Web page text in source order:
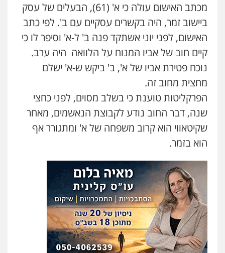
סלימאן אבו שעירה – משרד עורכי דין
פלילי בטחוני צבאי נזיקין
0547780927
עו"ד אסף גונן
פלילי פשע חמור תעבורה צבא מעצרים
וחקירות
גל דהן – משרד עורך דין פלילי
פלילי פשיעה חמורה סמים מעצרים
וחקירות
עו"ד ראוף נג'אר
פלילי עורכי דין לענייני אסירים
סמים רכוש
0548009246
דוד אפרים משרד עורכי דין
פלילי צווארון לבן מס הכנסה מע"מ
מכתב האישום עולה כי א' (61), הבעלים של עסק
ביישוב זמר, היה בקשרים עסקיים עם ב'. לפי כתב
האישום, לפני יוני אשתקד פנה ב' ל-א' וסיפר לו כי
קיים חוב של אביו המנוח על הלוואה היה ערב.
נוכח פטירת אביו של א', ב' ביקש ש-א' ישלם
מחצית מחוב זה.
הפרקליטות טוענת כי בשלב מסוים, לפני כחצי
שנה, דבר החוב נודע לקבוצת הנאשמים, מאחר
שקיטאווי הוא קרוב משפחה של א' ומתגורר אף
הוא בזמר.